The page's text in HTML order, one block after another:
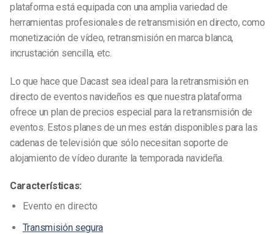
plataforma está equipada con una amplia variedad de
herramientas profesionales de retransmisión en directo, como
monetización de vídeo, retransmisión en marca blanca,
incrustación sencilla, etc.
Lo que hace que Dacast sea ideal para la retransmisión en
directo de eventos navideños es que nuestra plataforma
ofrece un plan de precios especial para la retransmisión de
eventos. Estos planes de un mes están disponibles para las
cadenas de televisión que sólo necesitan soporte de
alojamiento de vídeo durante la temporada navideña.
Características:
Evento en directo
Transmisión segura